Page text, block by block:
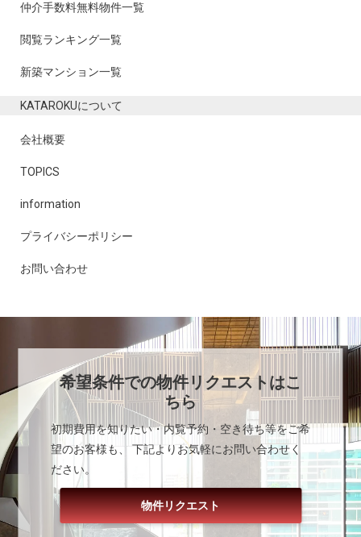
仲介手数料無料物件一覧
閲覧ランキング一覧
新築マンション一覧
KATAROKUについて
会社概要
TOPICS
information
プライバシーポリシー
お問い合わせ
希望条件での物件リクエストはこ
ちら
初期費用を知りたい・内覧予約・空き待ち等をご希
望のお客様も、 下記よりお気軽にお問い合わせく
ださい。
物件リクエスト